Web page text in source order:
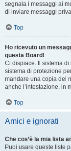
segnala i messaggi ai
di inviare messaggi
Top
Ho ricevuto un
questa Board!
Ci dispiace. Il sistema
sistema di protezione
mandare una copia del
anche l’intestazione, in
Top
Amici e ignorati
Che cos’è la mia lista
Puoi usare queste liste